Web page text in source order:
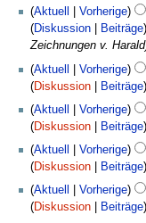
b
e
i
t
u
n
g
z
u
s
a
Aktuell
Vorherige
Diskussion
Beiträge
Zeichnungen v. Harald
Januar
Aktuell Vorherige
Diskussion
Beiträge
K
e
n
e
B
e
Juni
Aktuell Vorherige
Diskussion
Beiträge
September
Aktuell Vorherige
Diskussion
Beiträge
24.
August
Aktuell Vorherige
Diskussion
Beiträge